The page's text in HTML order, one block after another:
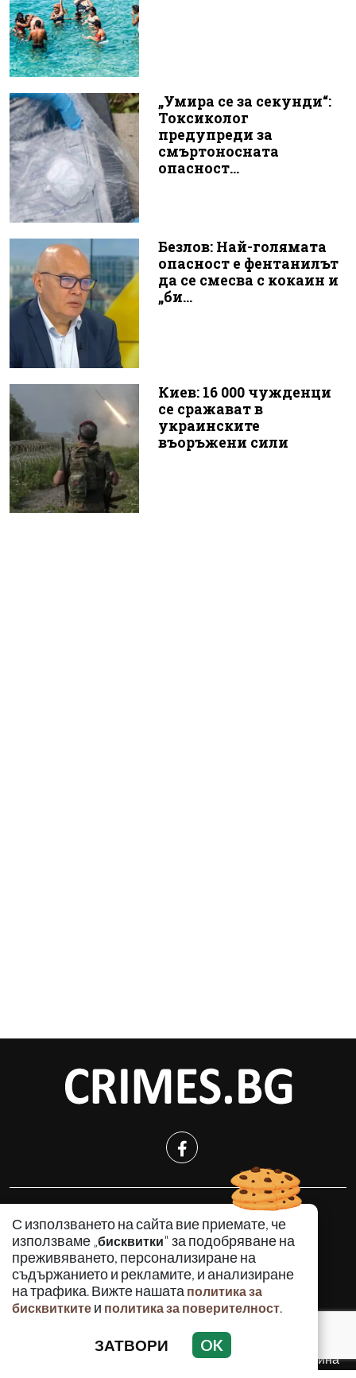
„Умира се за секунди“:
Токсиколог
предупреди за
смъртоносната
опасност...
Безлов: Най-голямата
опасност е фентанилът
да се смесва с кокаин и
„би...
Киев: 16 000 чужденци
се сражават в
украинските
въоръжени сили
С използването на сайта вие приемате, че
използваме „бисквитки" за подобряване на
преживяването, персонализиране на
съдържанието и рекламите, и анализиране
на трафика. Вижте нашата политика за
бисквитките и политика за поверителност.
ЗАТВОРИ OK
КРИМИНАЛНО
ИНЦИДЕНТИ
АНАЛИЗИ
ПО СВЕТА
ВОДЕЩИ ТЕМИ
Използването и публикуването на част или цялото
съдържание на Crimes.BG без разрешение на Медийна